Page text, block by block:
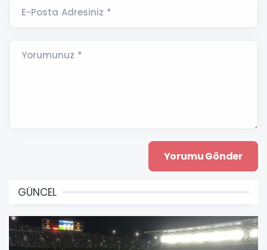
E-Posta Adresiniz *
Yorumunuz *
GÜNCEL